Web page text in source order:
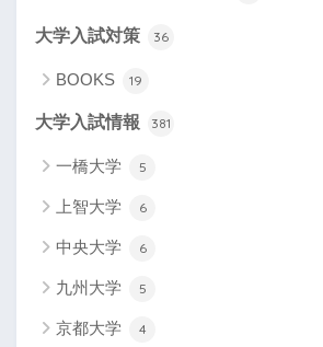
大学入試対策 36
BOOKS 19
大学入試情報 381
一橋大学 5
上智大学 6
中央大学 6
九州大学 5
京都大学 4